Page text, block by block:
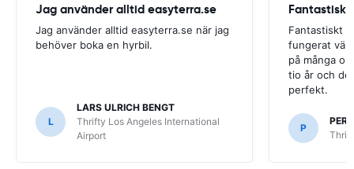
Jag använder alltid easyterra.se
Jag använder alltid easyterra.se när jag
behöver boka en hyrbil.
L
LARS ULRICH BENGT
Thrifty Los Angeles International
Airport
Fantastiskt
fungerat
på många
tio år och
perfekt.
P
PER